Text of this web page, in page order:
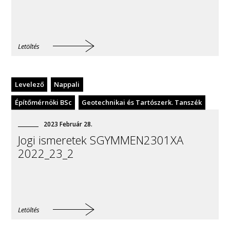
Letöltés
Építőmérnöki BSc Geotechnikai és Tartószerk. Tanszék
Levelező Nappali
2023 Február 28.
Jogi ismeretek SGYMMEN2301XA
2022_23_2
Letöltés